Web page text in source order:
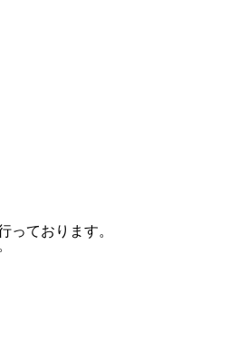
っております。